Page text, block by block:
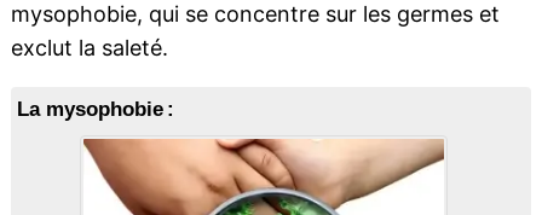
mysophobie, qui se concentre sur les germes et
exclut la saleté.
La mysophobie :